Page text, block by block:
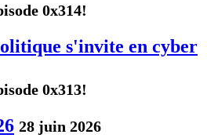
0x314!
s'invite en cyber
0x313!
28 juin 2026